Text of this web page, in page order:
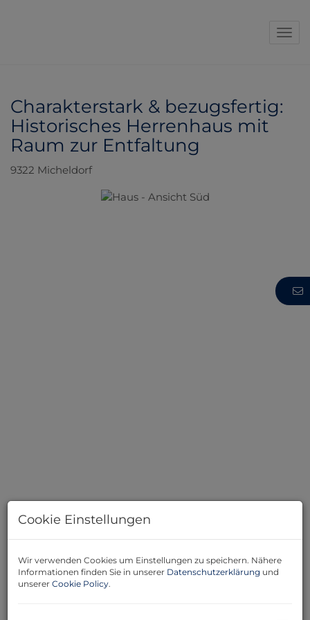
Charakterstark & bezugsfertig:
Historisches Herrenhaus mit
Raum zur Entfaltung
9322 Micheldorf
Beschreibung
Cookie Einstellungen
Wir verwenden Cookies um Einstellungen zu speichern. Nähere
Informationen finden Sie in unserer Datenschutzerklärung und
unserer Cookie Policy.